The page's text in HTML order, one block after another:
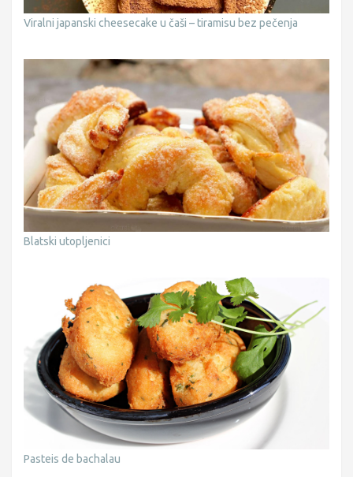
Viralni japanski cheesecake u čaši – tiramisu bez pečenja
Blatski utopljenici
Pasteis de bachalau